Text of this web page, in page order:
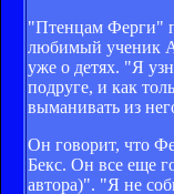
"Птенцам Ферги"
любимый ученик
уже о детях. "Я
подруге, и как
выманивать из
Он говорит, что
Бекс. Он все еще
автора)". "Я не